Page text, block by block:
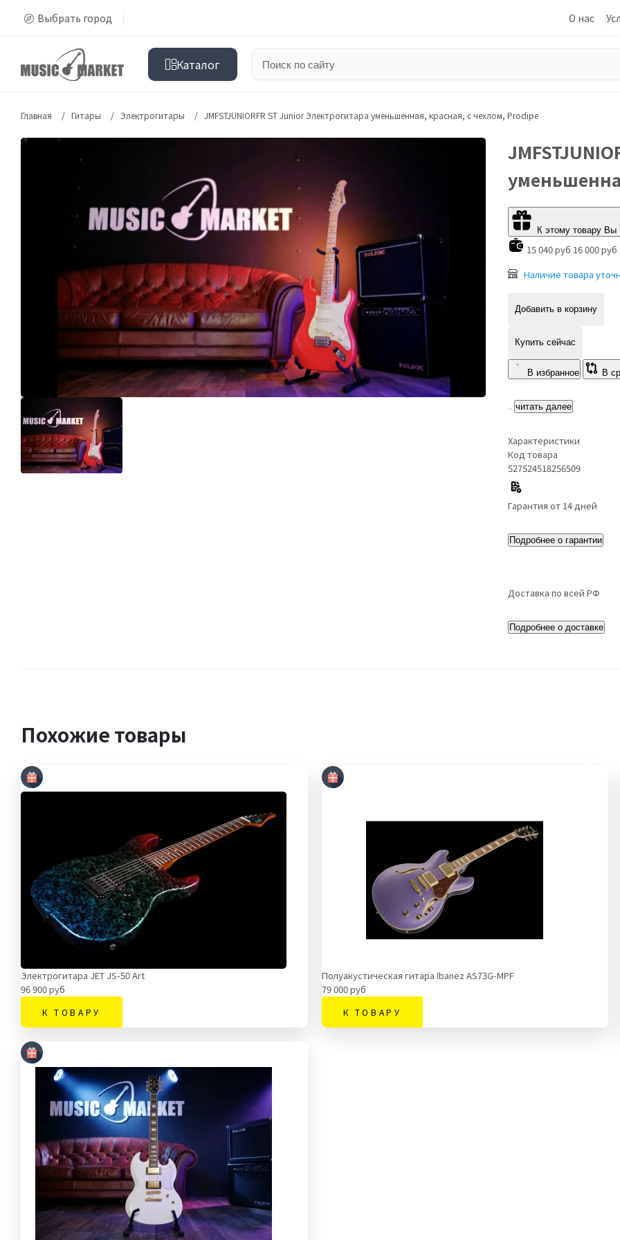
Выбрать город О нас
Каталог
Главная Гитары Электрогитары
JMFSTJUNIORFR ST Junior Электрогитара уменьшенная, красная, с чехлом, Prodipe
К этому товару Вы
15 040 руб 16 000 руб
Наличие товара
Добавить в корзину
Купить сейчас
В избранное В
.. читать далее
Характеристики
Код товара
527524518256509
Гарантия от 14 дней
Подробнее о гарантии
Доставка по всей РФ
Подробнее о доставке
Похожие товары
Электрогитара JET JS-50 Art
96 900 руб
К ТОВАРУ
Полуакустическая гитара Ibanez AS73G-MPF
79 000 руб
К ТОВАРУ